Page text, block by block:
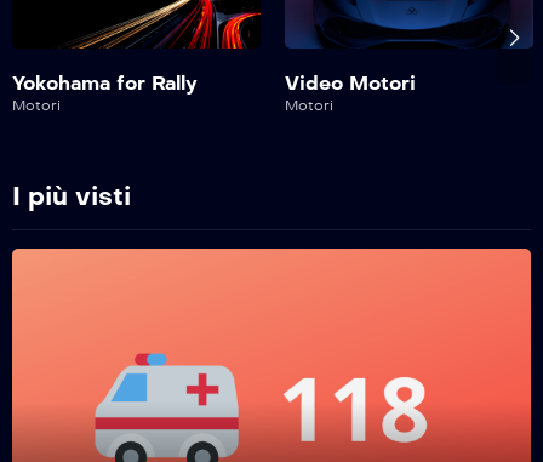
Safe Drive – 251^ Puntata
Safe Drive – 249^ Puntata
Yokohama for Rally
Motori
Video Motori
Motori
I più visti